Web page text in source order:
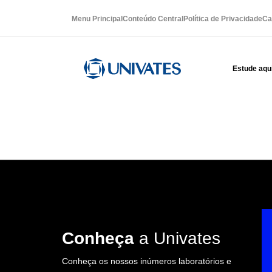
Menu Principal Conteúdo Central Política de Privacidade
Estude
Conheça a Univates
Conheça os nossos inúmeros laboratórios e